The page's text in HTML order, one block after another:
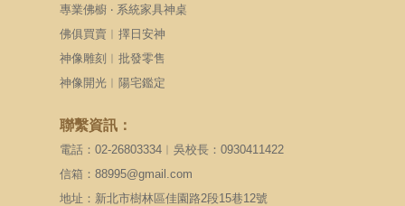
專業佛櫥 ‧ 系統家具神桌
佛俱買賣︱擇日安神
神像雕刻︱批發零售
神像開光︱陽宅鑑定
聯繫資訊：
電話：02-26803334︱吳校長：0930411422
信箱：88995@gmail.com
地址：新北市樹林區佳園路2段15巷12號